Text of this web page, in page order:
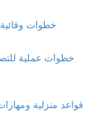
خطوات وقائية
خطوات عملية
قواعد منزلية ومهارات